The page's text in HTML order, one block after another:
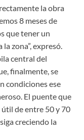
la obra
8 meses de
que tener un
zona”, expresó.
central del
finalmente, se
condiciones ese
El puente que
de entre 50 y 70
creciendo la